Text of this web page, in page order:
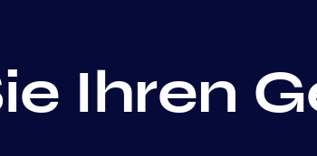
Ihren